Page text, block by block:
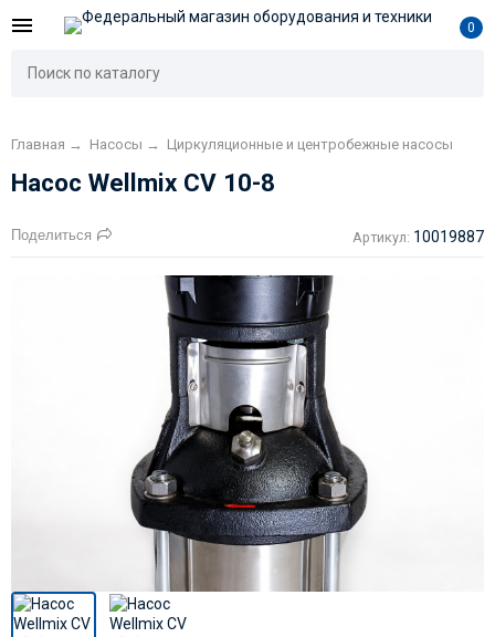
0
Главная → Насосы → Циркуляционные и центробежные насосы
Насос Wellmix CV 10-8
Поделиться Артикул: 10019887